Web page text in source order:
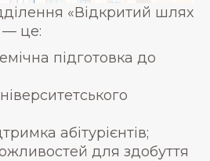
«Відкритий шлях
— це:
підготовка до
абітурієнтів;
для здобуття